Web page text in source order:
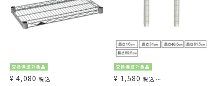
交換保証対象品
¥ 4,080 税込
交換保証対象品
¥ 1,580 税込 〜